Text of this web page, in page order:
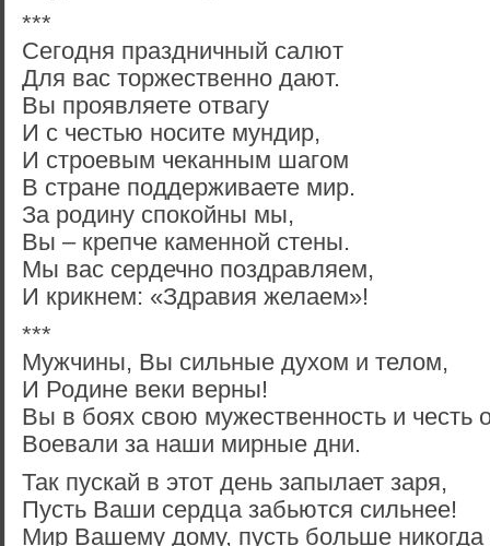
***
Сегодня праздничный салют
Для вас торжественно дают.
Вы проявляете отвагу
И с честью носите мундир,
И строевым чеканным шагом
В стране поддерживаете мир.
За родину спокойны мы,
Вы – крепче каменной стены.
Мы вас сердечно поздравляем,
И крикнем: «Здравия желаем»!
***
Мужчины, Вы сильные духом и телом,
И Родине веки верны!
Вы в боях свою мужественность и честь
Воевали за наши мирные дни.
Так пускай в этот день запылает заря,
Пусть Ваши сердца забьются сильнее!
Мир Вашему дому, пусть больше никогда